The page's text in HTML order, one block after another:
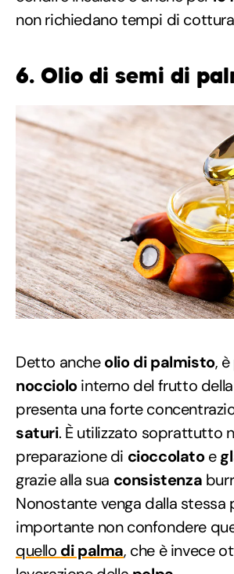
non richiedano tempi di
6. Olio di semi di
Detto ancheolio di palmisto,
nocciolointerno del frutto
presenta una forte
saturi. È utilizzato soprattutto
preparazione di cioccolatoe
grazie alla sua consistenza
Nonostante venga dalla stessa
importante non confondere
quello di palma, che è invece